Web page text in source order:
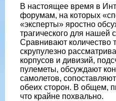
В настоящее время в
форумам, на которых
«эксперты» яростно
трагического для нашей
Сравнивают количество
скрупулезно
корпусов и дивизий,
пулеметы, обсуждают
самолетов,
обеих сторон. В общем,
что крайне похвально.